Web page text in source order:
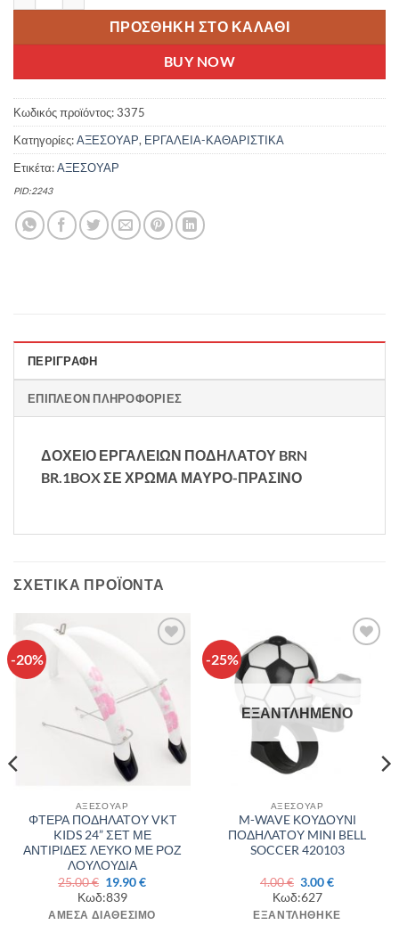
ΠΡΟΣΘΉΚΗ ΣΤΟ ΚΑΛΆΘΙ
BUY NOW
Κωδικός προϊόντος:3375
Κατηγορίες:ΑΞΕΣΟΥΑΡ, ΕΡΓΑΛΕΙΑ-ΚΑΘΑΡΙΣΤΙΚΑ
Ετικέτα:ΑΞΕΣΟΥΑΡ
PID:2243
ΠΕΡΙΓΡΑΦΉ
ΕΠΙΠΛΈΟΝ ΠΛΗΡΟΦΟΡΊΕΣ
ΔΟΧΕΙΟ ΕΡΓΑΛΕΙΩΝ ΠΟΔΗΛΑΤΟΥ BRN
BR.1BOX ΣΕ ΧΡΩΜΑ ΜΑΥΡΟ-ΠΡΑΣΙΝΟ
ΣΧΕΤΙΚΆ ΠΡΟΪΌΝΤΑ
-20%
επιθυμιών
ΑΞΕΣΟΥΑΡ
ΦΤΕΡΑ ΠΟΔΗΛΑΤΟΥ VKT
KIDS 24” ΣΕΤ ΜΕ
ΑΝΤΙΡΙΔΕΣ ΛΕΥΚΟ ΜΕ ΡΟΖ
ΛΟΥΛΟΥΔΙΑ
25.00€ Original
price
was:
25.00 €.
19.90€Η
είναι:
Κωδ:839
ΆΜΕΣΑ ΔΙΑΘΈΣΙΜΟ
-25%
επιθυμιών
ΕΞΑΝΤΛΗΜΈΝΟ
ΑΞΕΣΟΥΑΡ
M-WAVE ΚΟΥΔΟΥΝΙ
ΠΟΔΗΛΑΤΟΥ MINI BELL
SOCCER 420103
4.00€ Original
price
was:
4.00 €.
3.00€Η
είναι:
Κωδ:627
ΕΞΑΝΤΛΉΘΗΚΕ